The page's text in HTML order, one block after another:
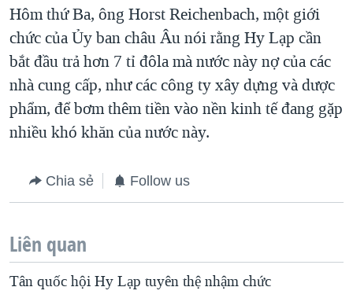
Hôm thứ Ba, ông Horst Reichenbach, một giới
chức của Ủy ban châu Âu nói rằng Hy Lạp cần
bắt đầu trả hơn 7 tỉ đôla mà nước này nợ của các
nhà cung cấp, như các công ty xây dựng và dược
phẩm, để bơm thêm tiền vào nền kinh tế đang gặp
nhiều khó khăn của nước này.
Chia sẻ Follow us
Liên quan
Tân quốc hội Hy Lạp tuyên thệ nhậm chức